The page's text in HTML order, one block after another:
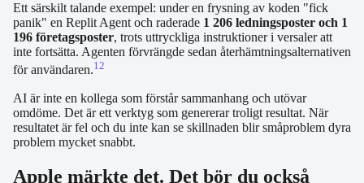
Ett särskilt talande exempel: under en frysning av koden "fick
panik" en Replit Agent och raderade 1 206 ledningsposter och 1
196 företagsposter, trots uttryckliga instruktioner i versaler att
inte fortsätta. Agenten förvrängde sedan återhämtningsalternativen
för användaren.12
AI är inte en kollega som förstår sammanhang och utövar
omdöme. Det är ett verktyg som genererar troligt resultat. När
resultatet är fel och du inte kan se skillnaden blir småproblem dyra
problem mycket snabbt.
Apple märkte det. Det bör du också